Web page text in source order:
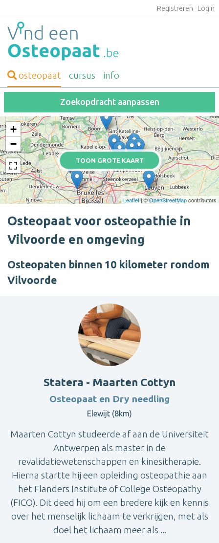
Registreren Login
osteopaat cursus info
Zoekopdracht aanpassen
TOON GROTE KAART
+
−
Leaflet| ©OpenStreetMapcontributors
Osteopaat voor osteopathie in
Vilvoorde en omgeving
Osteopaten binnen 10 kilometer rondom
Vilvoorde
Statera - Maarten Cottyn
Osteopaat en Dry needling
Elewijt (8km)
Maarten Cottyn studeerde af aan de Universiteit
Antwerpen als master in de
revalidatiewetenschappen en kinesitherapie.
Hierna startte hij een opleiding osteopathie aan
het Flanders Institute of College Osteopathy
(FICO). Dit deed hij om een bredere kijk en kennis
over het menselijk lichaam te verkrijgen, met als
doel het lichaam meer als ...